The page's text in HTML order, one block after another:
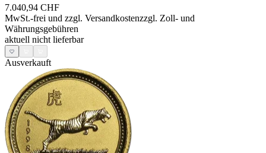
7.040,94 CHF
MwSt.-frei und zzgl. Versandkostenzzgl. Zoll- und
Währungsgebühren
aktuell nicht lieferbar
Ausverkauft